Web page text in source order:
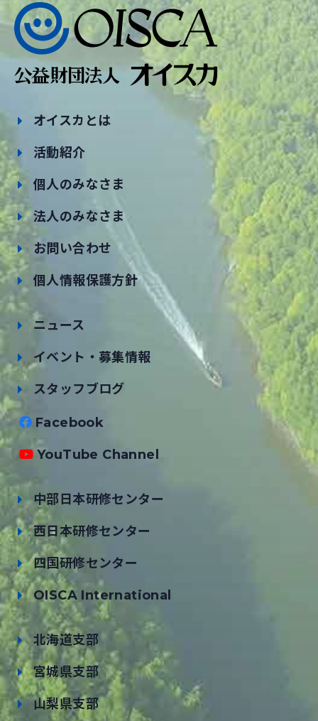
オイスカとは
活動紹介
個人のみなさま
法人のみなさま
お問い合わせ
個人情報保護方針
ニュース
イベント・募集情報
スタッフブログ
Facebook
YouTube Channel
中部日本研修センター
西日本研修センター
四国研修センター
OISCA International
北海道支部
宮城県支部
山梨県支部